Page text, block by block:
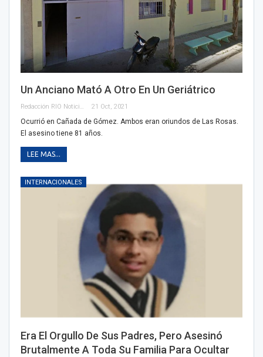
Un Anciano Mató A Otro En Un Geriátrico
Redacción RIO Noticias 21 Oct, 2021
Ocurrió en Cañada de Gómez. Ambos eran oriundos de Las Rosas.
El asesino tiene 81 años.
LEE MAS...
INTERNACIONALES
Era El Orgullo De Sus Padres, Pero Asesinó
Brutalmente A Toda Su Familia Para Ocultar